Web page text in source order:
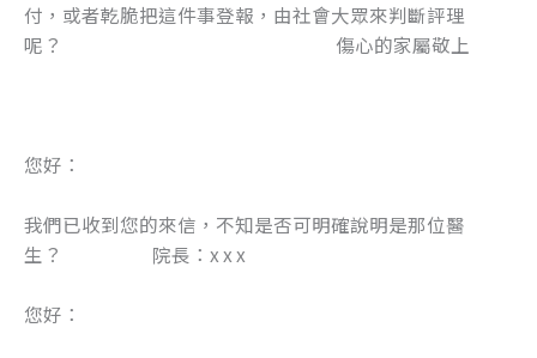
付，或者乾脆把這件事登報，由社會大眾來判斷評理
呢？ 傷心的家屬敬上
您好：
我們已收到您的來信，不知是否可明確說明是那位醫
生？ 院長：x x x
您好：